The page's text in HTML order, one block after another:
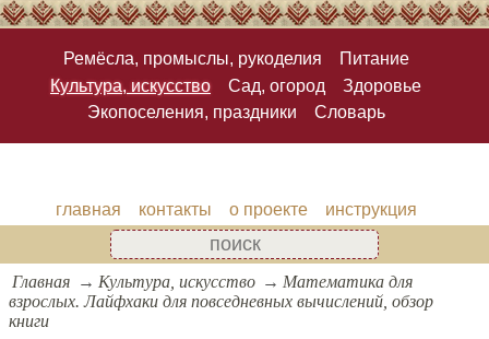
Ремёсла, промыслы, рукоделия
Питание
Культура, искусство
Сад, огород
Здоровье
Экопоселения, праздники
Словарь
главная контакты о проекте инструкция
Главная Культура, искусство
Математика для
взрослых. Лайфхаки для повседневных вычислений, обзор
книги